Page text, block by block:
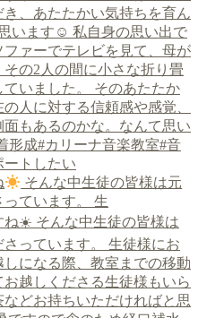
そんな中生徒の皆様は元
ています。 生